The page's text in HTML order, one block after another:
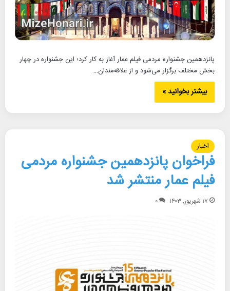
پانزدهمین جشنواره مردمی فیلم عمار آغاز به کار کرد؛ این جشنواره در چهار
بخش مختلف برگزار می‌شود و از علاقه‌مندان…
بیشتر بخوانید »
اخبار
فراخوان پانزدهمین جشنواره مردمی
فیلم عمار منتشر شد
۱۷ شهریور, ۱۴۰۳ ۰